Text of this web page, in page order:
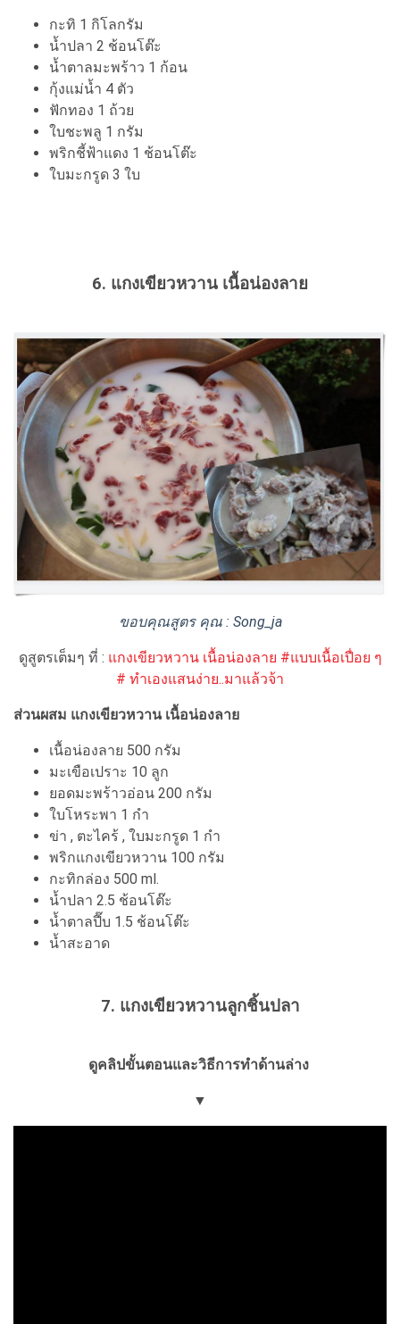
กะทิ 1 กิโลกรัม
น้ำปลา 2 ช้อนโต๊ะ
น้ำตาลมะพร้าว 1 ก้อน
กุ้งแม่น้ำ 4 ตัว
ฟักทอง 1 ถ้วย
ใบชะพลู 1 กรัม
พริกชี้ฟ้าแดง 1 ช้อนโต๊ะ
ใบมะกรูด 3 ใบ
6. แกงเขียวหวาน เนื้อน่องลาย
ขอบคุณสูตร คุณ : Song_ja
ดูสูตรเต็มๆ ที่ : แกงเขียวหวาน เนื้อน่องลาย #แบบเนื้อเปื่อย ๆ
# ทำเองแสนง่าย..มาแล้วจ้า
ส่วนผสม แกงเขียวหวาน เนื้อน่องลาย
เนื้อน่องลาย 500 กรัม
มะเขือเปราะ 10 ลูก
ยอดมะพร้าวอ่อน 200 กรัม
ใบโหระพา 1 กำ
ข่า , ตะไคร้ , ใบมะกรูด 1 กำ
พริกแกงเขียวหวาน 100 กรัม
กะทิกล่อง 500 ml.
น้ำปลา 2.5 ช้อนโต๊ะ
น้ำตาลปี๊บ 1.5 ช้อนโต๊ะ
น้ำสะอาด
7. แกงเขียวหวานลูกชิ้นปลา
ดูคลิปขั้นตอนและวิธีการทำด้านล่าง
▼